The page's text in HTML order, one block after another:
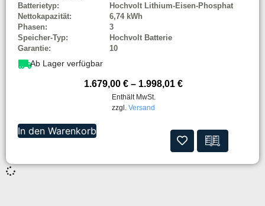
Batterietyp:
Hochvolt Lithium-Eisen-Phosphat
Nettokapazität:
6,74 kWh
Phasen:
3
Speicher-Typ:
Hochvolt Batterie
Garantie:
10
Ab Lager verfügbar
1.679,00 € – 1.998,01 €
Enthält MwSt.
zzgl. Versand
In den Warenkorb